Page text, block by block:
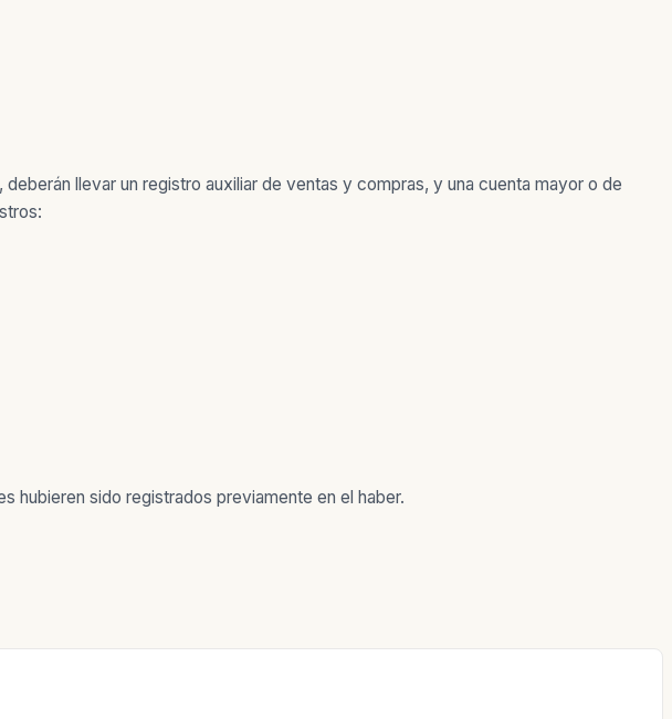
llevar un registro auxiliar de ventas y compras, y una cuenta mayor o de
hubieren sido registrados previamente en el haber.